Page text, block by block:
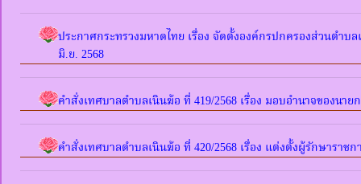
ประกาศกระทรวงมหาดไทย เรื่อง จัดตั้งองค์กรปกครองส่วนตำบ
มิ.ย. 2568
คำสั่งเทศบาลตำบลเนินฆ้อ ที่ 419/2568 เรื่อง มอบอำนาจของน
คำสั่งเทศบาลตำบลเนินฆ้อ ที่ 420/2568 เรื่อง แต่งตั้งผู้รักษารา